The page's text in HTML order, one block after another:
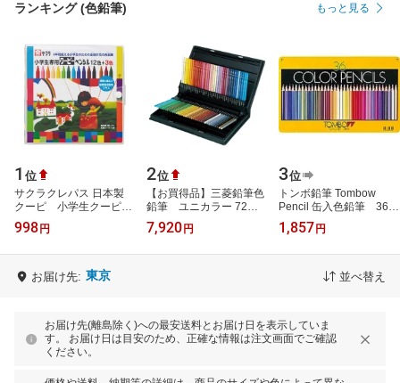
ランキング (色鉛筆) もっと見る
1 位
サクラクレパス 日本製
クーピ 小学生クーピー
15色(12色+3色)
FY15S 小学生 幼児 幼
998 円
2位
【お買得品】三菱鉛筆色
鉛筆 ユニカラー 72色
セットUC72Cユニカラ
ー 色鉛筆大人の塗り絵・
7,920 円
3位
トンボ鉛筆 Tombow
Pencil 缶入色鉛筆 36
色 NQ CB-NQ36C 目
安在庫=○
1,857 円
お届け先: 東京 並べ替え
お届け先(離島除く)への最安送料とお届け日を表示していま
す。 お届け日は目安のため、正確な情報は注文画面でご確認
ください。